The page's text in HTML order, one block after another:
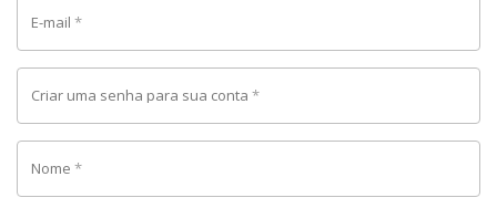
E-mail *
Criar uma senha para sua conta *
Nome *